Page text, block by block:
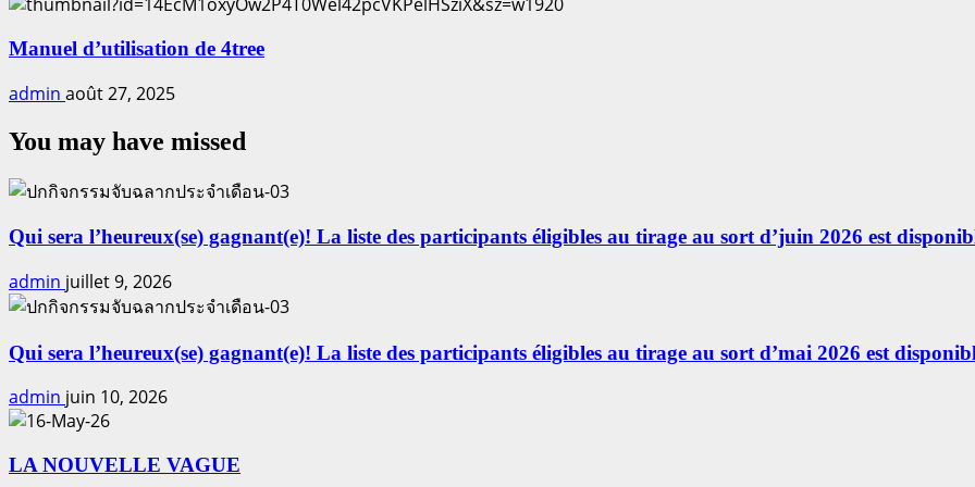
Manuel d’utilisation de 4tree
admin août 27, 2025
You may have missed
Qui sera l’heureux(se) gagnant(e)! La liste des participants éligibles au tirage au sort d’juin 2026 est
admin juillet 9, 2026
Qui sera l’heureux(se) gagnant(e)! La liste des participants éligibles au tirage au sort d’mai 2026 est
admin juin 10, 2026
LA NOUVELLE VAGUE